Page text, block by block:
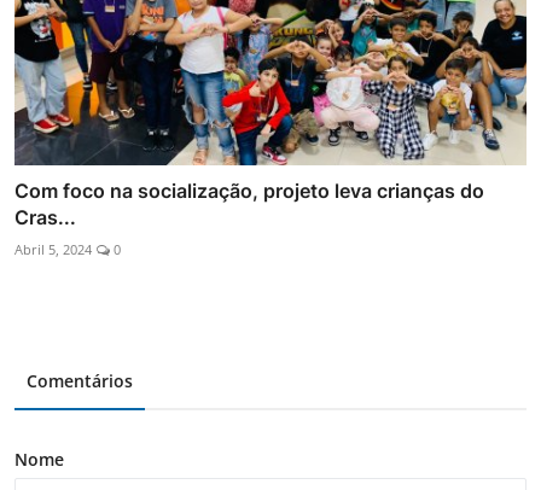
Com foco na socialização, projeto leva crianças do
Cras...
Abril 5, 2024 0
Comentários
Nome